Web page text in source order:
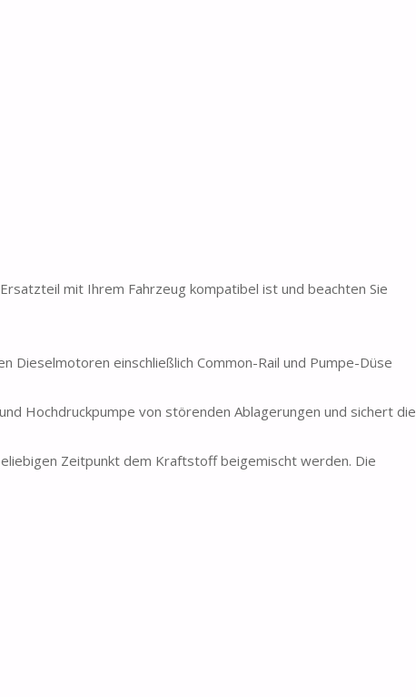
mit Ihrem Fahrzeug kompatibel ist und beachten Sie
Dieselmotoren einschließlich Common-Rail und Pumpe-Düse
Hochdruckpumpe von störenden Ablagerungen und sichert die
Zeitpunkt dem Kraftstoff beigemischt werden. Die